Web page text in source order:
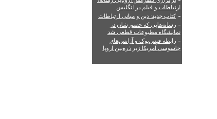
ارتباطات و فیلم در انگلیس
-کتاب جدید: دین و مبانی ارتباطات
- رسانه‌هایی که حضورشان در
نمایشگاه مطبوعات قطعی شد
- رابطه فیس‌بوک و آژانس‌های
جاسوسی آمریکا زیر ذره‌بین اروپا